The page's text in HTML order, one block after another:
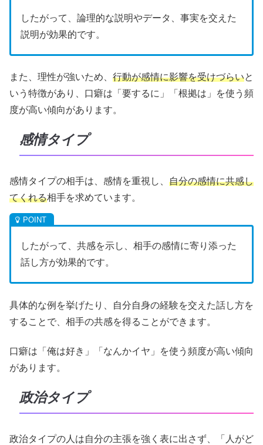
したがって、論理的な説明やデータ、事実を交えた
説明が効果的です。
また、理性が強いため、 行動が感情に影響を受けづらいと
いう特徴があり、口癖は「要するに」「根拠は」を使う頻
度が高い傾向があります。
感情タイプ
感情タイプの相手は、感情を重視し、 自分の感情に共感し
てくれる相手を求めています。
したがって、共感を示し、相手の感情に寄り添った
話し方が効果的です。
具体的な例を挙げたり、自分自身の経験を交えた話し方を
することで、相手の共感を得ることができます。
口癖は「俺は好き」「なんかイヤ」を使う頻度が高い傾向
があります。
政治タイプ
政治タイプの人は自分の主張を強く表に出さず、「人がど